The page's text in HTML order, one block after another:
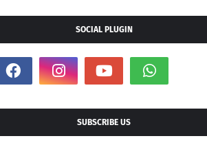
SOCIAL PLUGIN
SUBSCRIBE US